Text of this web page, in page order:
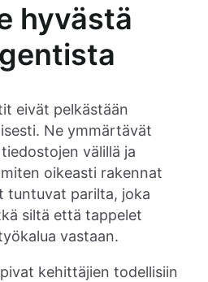
hyvästä
eivät pelkästään
Ne ymmärtävät
välillä ja
oikeasti rakennat
tuntuvat parilta, joka
siltä että tappelet
vastaan.
kehittäjien todellisiin